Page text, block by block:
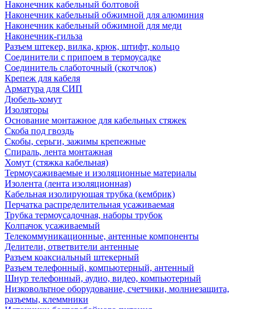
Наконечник кабельный болтовой
Наконечник кабельный обжимной для алюминия
Наконечник кабельный обжимной для меди
Наконечник-гильза
Разъем штекер, вилка, крюк, штифт, кольцо
Соединители с припоем в термоусадке
Соединитель слаботочный (скотчлок)
Крепеж для кабеля
Арматура для СИП
Дюбель-хомут
Изоляторы
Основание монтажное для кабельных стяжек
Скоба под гвоздь
Скобы, серьги, зажимы крепежные
Спираль, лента монтажная
Хомут (стяжка кабельная)
Термоусаживаемые и изоляционные материалы
Изолента (лента изоляционная)
Кабельная изолирующая трубка (кембрик)
Перчатка распределительная усаживаемая
Трубка термоусадочная, наборы трубок
Колпачок усаживаемый
Телекоммуникационные, антенные компоненты
Делители, ответвители антенные
Разъем коаксиальный штекерный
Разъем телефонный, компьютерный, антенный
Шнур телефонный, аудио, видео, компьютерный
Низковольтное оборудование, счетчики, молниезащита,
разъемы, клеммники